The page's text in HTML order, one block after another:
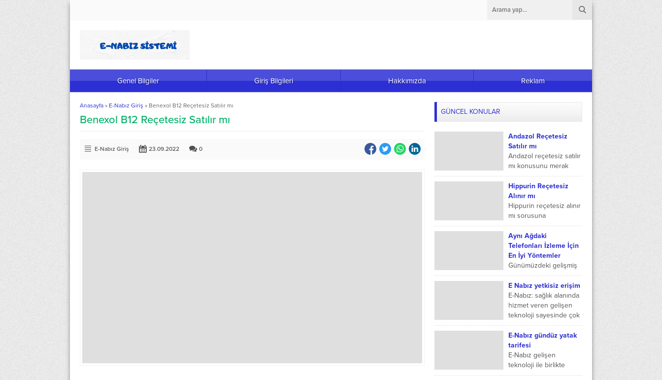
Genel Bilgiler Giriş Bilgileri Hakkımızda Reklam
Anasayfa » E-Nabız Giriş » Benexol B12 Reçetesiz Satılır mı
Benexol B12 Reçetesiz Satılır mı
E-Nabız Giriş 23.09.2022 0
GÜNCEL KONULAR
Andazol Reçetesiz
Satılır mı
Andazol reçetesiz satılır
mı konusunu merak
ediyor olabilirsiniz. Bu
içeriğimizde Andazol ne
işe yarar konusunda
bilgi vereceğiz. Ayrıca
Andazol reçetesiz...
Hippurin Reçetesiz
Alınır mı
Hippurin reçetesiz alınır
mı sorusuna
değinmeden önce, bu
ilacın ne işe yaradığı ve
niçin kullanıldığı
hakkında bilgiler vermek
daha doğru...
Aynı Ağdaki
Telefonları İzleme İçin
En İyi Yöntemler
Günümüzdeki gelişmiş
teknoloji, farklı cihazlara
uzaktan erişim
sağlayarak bu cihazları
takip etmenize olanak
sunar. Ağ tabanlı takip
teknolojileri sayesinde
sizinle...
E Nabız yetkisiz erişim
E-Nabız: sağlık alanında
hizmet veren gelişen
teknoloji sayesinde çok
hızlı bir şekilde
ulaşılabilen telefon,
tablet, bilgisayar gibi
teknolojik aletlerde
kullanılan...
E-Nabız gündüz yatak
tarifesi
E-Nabız gelişen
teknoloji ile birlikte
hastane hayatımızın